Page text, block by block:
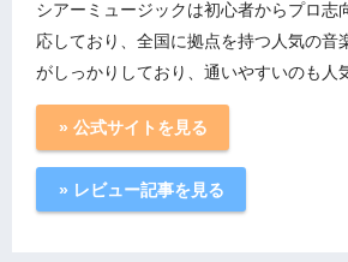
シアーミュージックは初心者からプロ志
応しており、全国に拠点を持つ人気の音
がしっかりしており、通いやすいのも人
» 公式サイトを見る
» レビュー記事を見る